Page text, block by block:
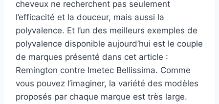
cheveux ne recherchent pas seulement
l’efficacité et la douceur, mais aussi la
polyvalence. Et l’un des meilleurs exemples de
polyvalence disponible aujourd’hui est le couple
de marques présenté dans cet article :
Remington contre Imetec Bellissima. Comme
vous pouvez l’imaginer, la variété des modèles
proposés par chaque marque est très large.